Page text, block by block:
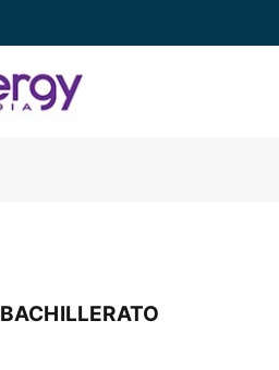
BACHILLERATO